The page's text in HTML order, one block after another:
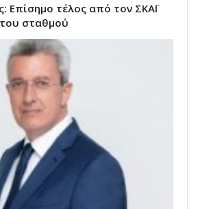
Επίσημο τέλος από τον ΣΚΑΪ
σταθμού